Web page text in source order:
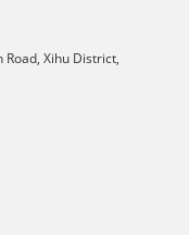
Road, Xihu District,